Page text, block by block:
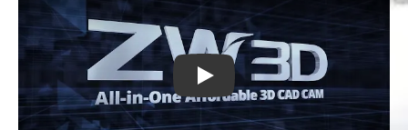
Play: ZW3D Overview | All-